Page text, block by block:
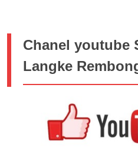
Chanel youtube
Langke